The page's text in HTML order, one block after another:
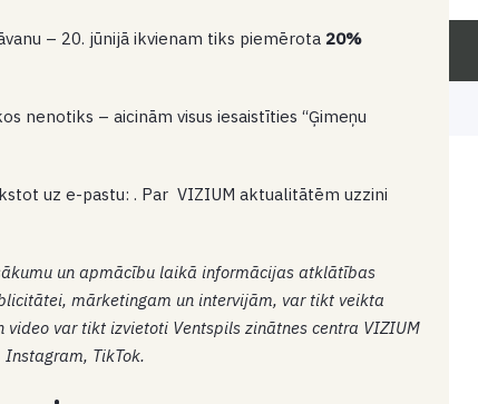
– 20. jūnijā ikvienam tiks piemērota 20%
nenotiks – aicinām visus iesaistīties “Ģimeņu
uz e-pastu: . Par VIZIUM aktualitātēm uzzini
un apmācību laikā informācijas atklātības
mārketingam un intervijām, var tikt veikta
var tikt izvietoti Ventspils zinātnes centra VIZIUM
TikTok.